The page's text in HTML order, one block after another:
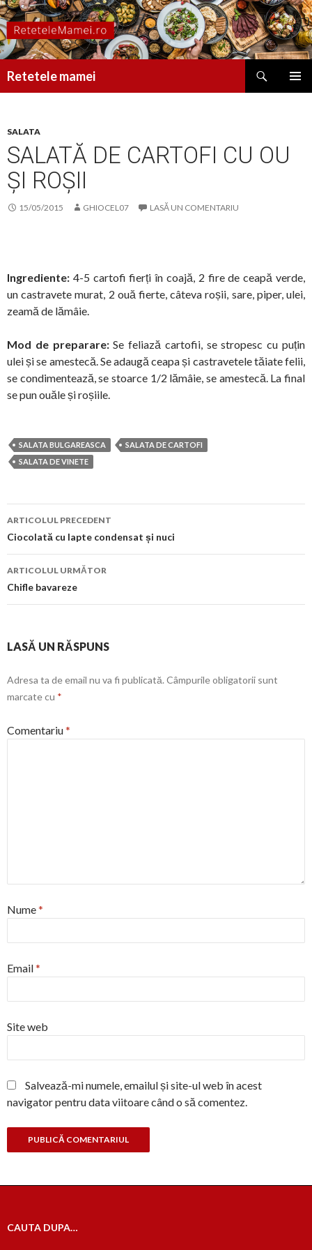
Retetele mamei
SALATA
SALATĂ DE CARTOFI CU OU
ȘI ROȘII
15/05/2015 GHIOCEL07 LASĂ UN COMENTARIU
Ingrediente: 4-5 cartofi fierți în coajă, 2 fire de ceapă verde,
un castravete murat, 2 ouă fierte, câteva roșii, sare, piper, ulei,
zeamă de lămâie.
Mod de preparare:Se feliază cartofii, se stropesc cu puțin
ulei și se amestecă. Se adaugă ceapa și castravetele tăiate felii,
se condimentează, se stoarce 1/2 lămâie, se amestecă. La final
se pun ouăle și roșiile.
SALATA BULGAREASCA
SALATA DE CARTOFI
SALATA DE VINETE
Navigare
în
articol
ARTICOLUL PRECEDENT
Ciocolată cu lapte condensat și nuci
ARTICOLUL URMĂTOR
Chifle bavareze
LASĂ UN RĂSPUNS
Adresa ta de email nu va fi publicată. Câmpurile obligatorii sunt
marcate cu *
Comentariu*
Nume*
Email*
Site web
Salvează-mi numele, emailul și site-ul web în acest
navigator pentru data viitoare când o să comentez.
CAUTA DUPA…